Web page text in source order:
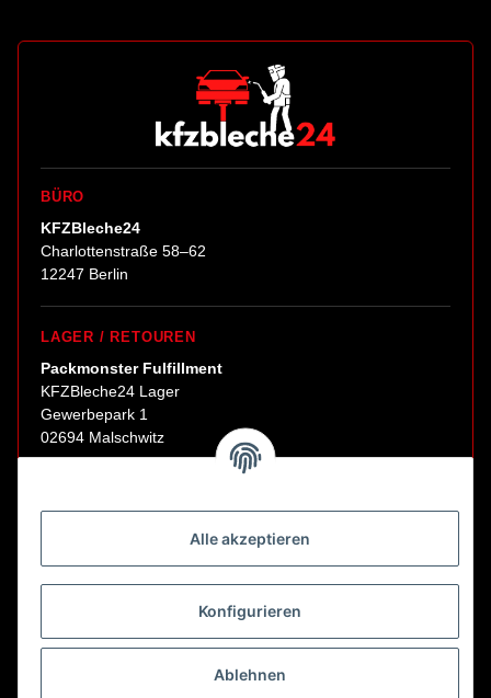
Alle akzeptieren
Konfigurieren
Ablehnen
BÜRO
KFZBleche24
Charlottenstraße 58–62
12247 Berlin
LAGER / RETOUREN
Packmonster Fulfillment
KFZBleche24 Lager
Gewerbepark 1
02694 Malschwitz
Abholungen nur nach Terminvereinbarung.
E-Mail:sales@kfzbleche24.de
Vertrag widerrufen